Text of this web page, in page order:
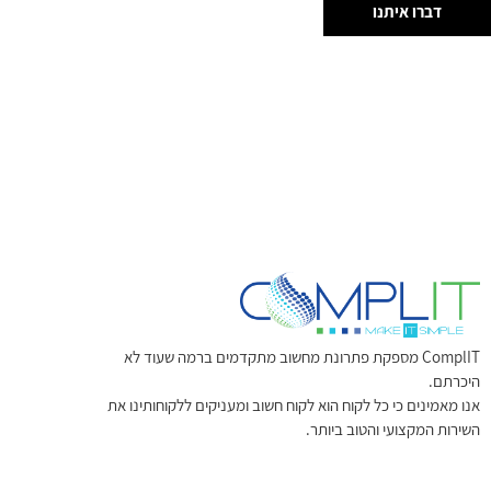
דברו איתנו
ComplIT מספקת פתרונת מחשוב מתקדמים ברמה שעוד לא
היכרתם.
אנו מאמינים כי כל לקוח הוא לקוח חשוב ומעניקים ללקוחותינו את
השירות המקצועי והטוב ביותר.